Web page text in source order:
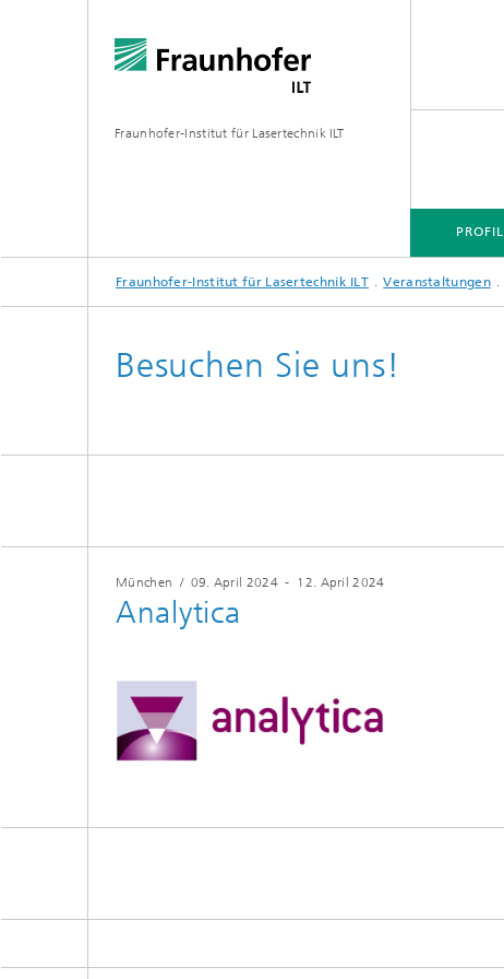
Fraunhofer-Institut für Lasertechnik ILT
PROFIL
PROFIL
TECHNOLOGIEFELDER
MÄRKTE
PROJEKTE
MEDIATHEK
Fraunhofer-Institut für Lasertechnik ILT Veranstaltungen
Besuchen Sie uns!
München / 09. April 2024- 12. April 2024
Analytica